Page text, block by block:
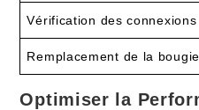
Vérification des connexions
Remplacement de la bougie
Optimiser la